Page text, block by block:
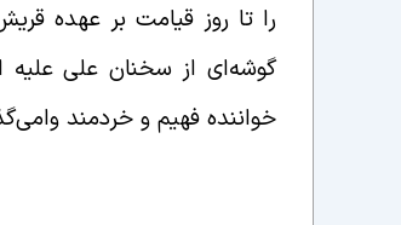
را تا روز قیامت بر عهده
گوشه‌ای از سخنان علی علیه
خواننده فهیم و خردمند